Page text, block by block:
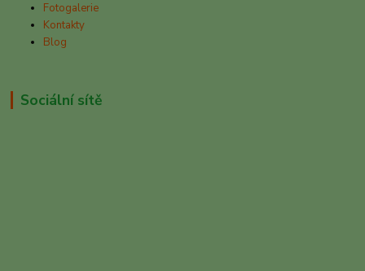
Fotogalerie
Kontakty
Blog
Sociální sítě